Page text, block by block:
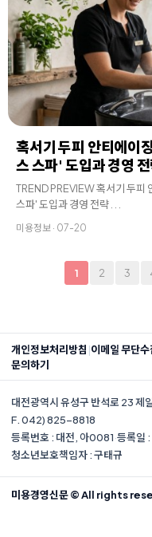
혹서기 두피 안티에이
스 스파' 도입과 경영
TREND PREVIEW 혹서기 두피 안티에이징의 열쇠, '살롱 스칼프 쿨링 디톡스
미용정보 · 07-20
1 2 3
개인정보처리방침 |이메일 무단
문의하기
대전광역시 유성구 반석로 23 제
F. 042) 825-8818
등록번호 : 대전, 아0081·등록일
청소년보호책임자 : 구태규
미용경영신문 © All rights